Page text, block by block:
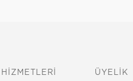
ÜYELİK